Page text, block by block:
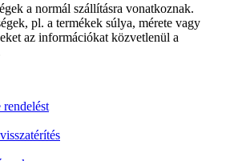
a normál szállításra vonatkoznak.
pl. a termékek súlya, mérete vagy
az információkat közvetlenül a